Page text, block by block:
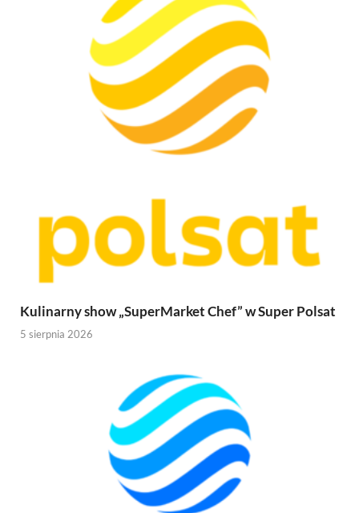
Kulinarny show „SuperMarket Chef” w Super Polsat
5 sierpnia 2026